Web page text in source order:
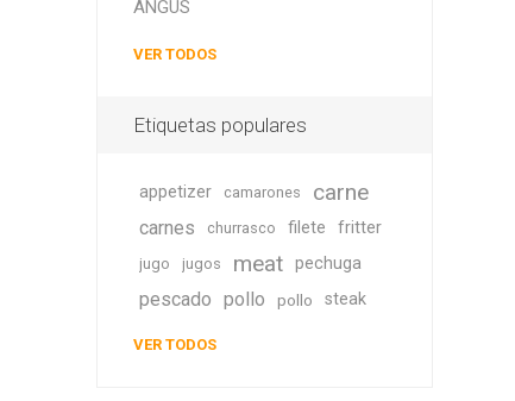
ANGUS
VER TODOS
Etiquetas populares
appetizer camarones carne
carnes churrasco filete fritter
jugo jugos meat pechuga
pescado pollo pollo steak
VER TODOS